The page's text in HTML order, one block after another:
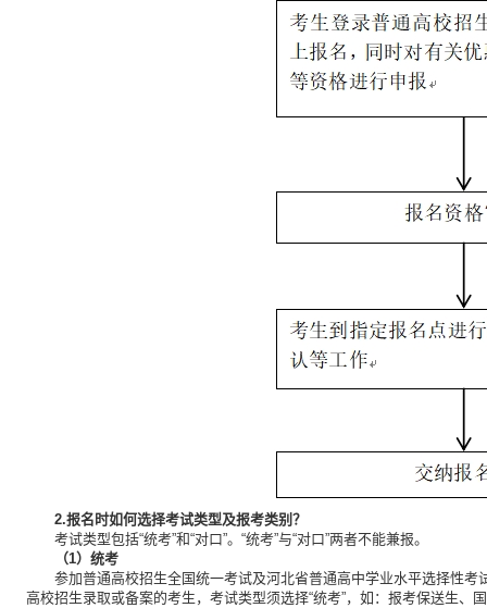
2.报名时如何选择考试类型及报考类别？
考试类型包括“统考”和“对口”。“统考”与“对口”两者不能兼报。
（1）统考
参加普通高校招生全国统一考试及河北省普通高中学业水平选择性
高校招生录取或备案的考生，考试类型须选择“统考”，如：报考保送生